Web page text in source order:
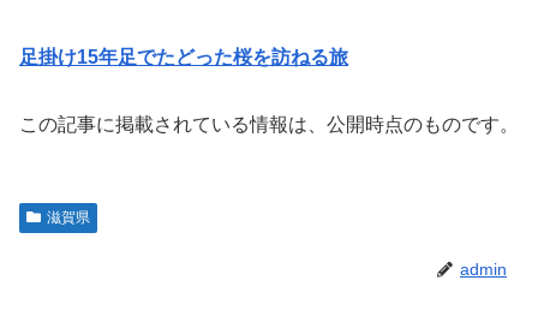
足掛け15年足でたどった桜を訪ねる旅
この記事に掲載されている情報は、公開時点のものです。
滋賀県
admin